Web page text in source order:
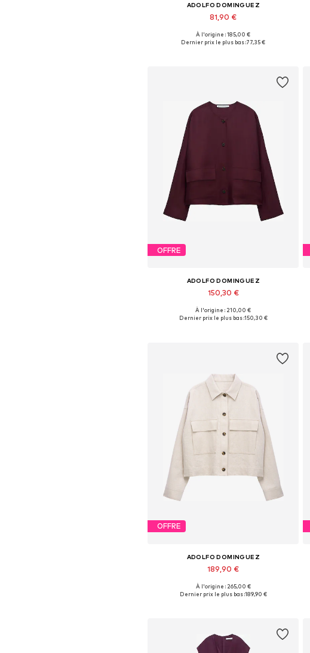
ADOLFO DOMINGUEZ
81,90 €
Tailles disponibles: 34, 36, 38, 40
À l'origine : 185,00 €
Dernier prix le plus bas :77,35 €
OFFRE
ADOLFO DOMINGUEZ
150,30 €
Tailles disponibles: S, M, L
À l'origine : 210,00 €
Dernier prix le plus bas :150,30 €
OFFRE
ADOLFO DOMINGUEZ
189,90 €
Tailles disponibles: S, M, L, XL
À l'origine : 265,00 €
Dernier prix le plus bas :189,90 €